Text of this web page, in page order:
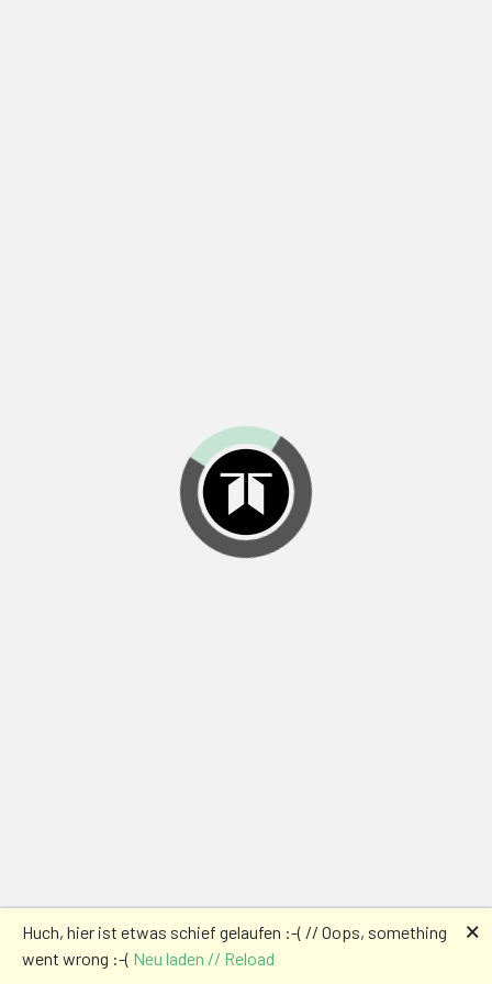
Huch, hier ist etwas schief gelaufen :-( // Oops, something
went wrong :-( Neu laden // Reload
🗙